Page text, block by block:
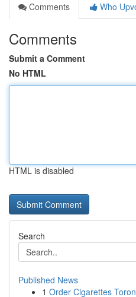
Comments
Who
Comments
Submit a Comment
No HTML
HTML is disabled
Search
Published News
1 Order Cigarettes